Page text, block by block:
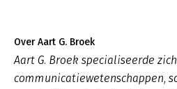
Over Aart G. Broek
Aart G. Broek specialiseerde
communicatiewetenschappen,